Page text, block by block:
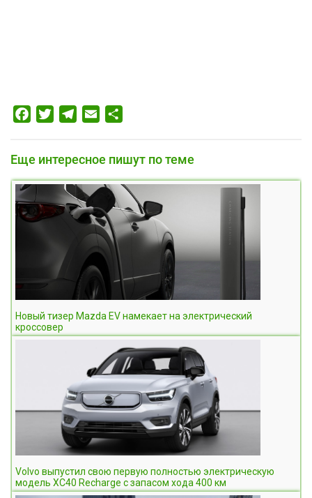
FacebookTwitterTelegram
Email
Еще интересное пишут по теме
Новый тизер Mazda EV намекает на электрический
кроссовер
Volvo выпустил свою первую полностью электрическую
модель XC40 Recharge с запасом хода 400 км